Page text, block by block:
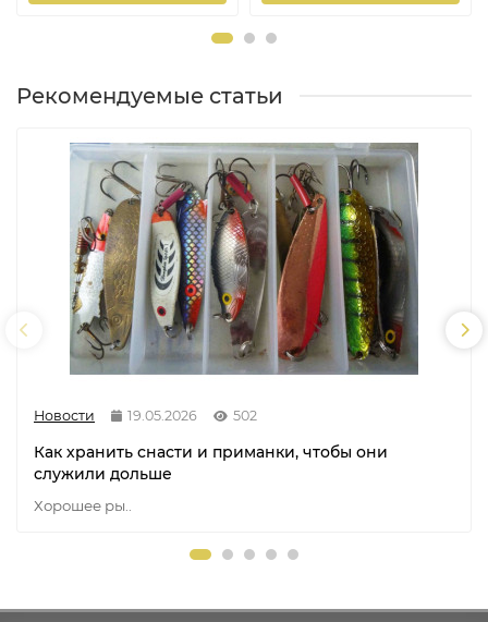
Рекомендуемые статьи
Новости 19.05.2026 502
Как хранить снасти и приманки, чтобы они
служили дольше
Хорошее ры..